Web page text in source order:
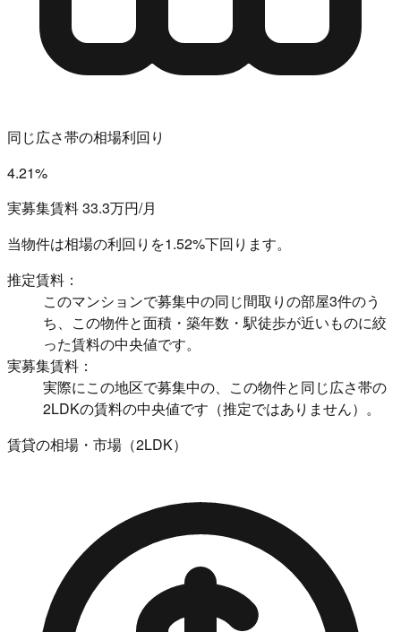
同じ広さ帯の相場利回り
4.21%
実募集賃料 33.3万円/月
当物件は相場の利回りを1.52%下回ります。
推定賃料：
このマンションで募集中の同じ間取りの部屋3件のう
ち、この物件と面積・築年数・駅徒歩が近いものに絞
った賃料の中央値です。
実募集賃料：
実際にこの地区で募集中の、この物件と同じ広さ帯の
2LDKの賃料の中央値です（推定ではありません）。
賃貸の相場・市場（2LDK）